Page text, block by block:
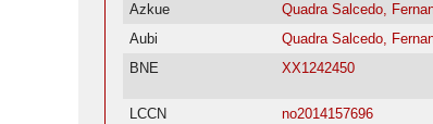
Azkue
Quadra Salcedo,
Aubi
Quadra Salcedo,
BNE
XX1242450
LCCN
no2014157696